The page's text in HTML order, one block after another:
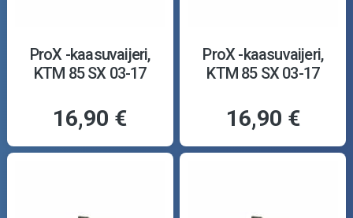
ProX -kaasuvaijeri,
KTM 85 SX 03-17
16,90 €
ProX -kaasuvaijeri,
KTM 85 SX 03-17
16,90 €